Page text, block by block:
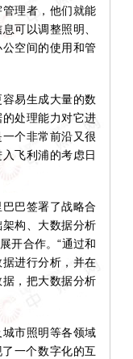
理者，他们就能
可以调整照明、
空间的使用和管
易生成大量的数
处理能力对它进
个非常前沿又很
飞利浦的考虑日
巴签署了战略合
构、大数据分析
开合作。“通过和
进行分析，并在
，把大数据分析
市照明等各领域
一个数字化的互